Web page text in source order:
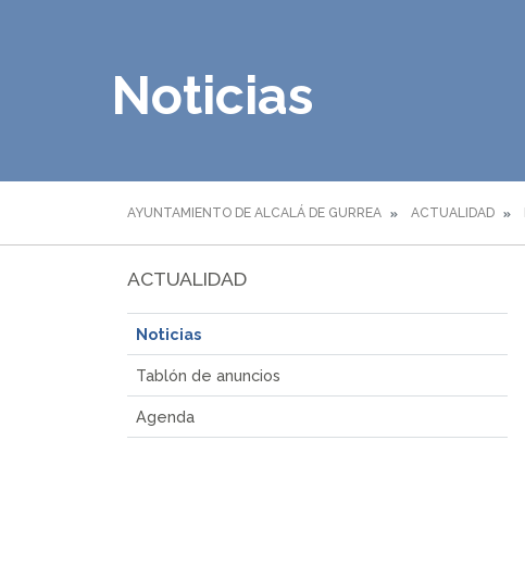
Noticias
AYUNTAMIENTO DE ALCALÁ DE GURREA ACTUALIDAD
ACTUALIDAD
Noticias
Tablón de anuncios
Agenda